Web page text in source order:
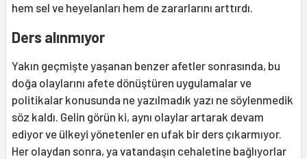
hem sel ve heyelanları hem de zararlarını arttırdı.
Ders alınmıyor
Yakın geçmişte yaşanan benzer afetler sonrasında, bu
doğa olaylarını afete dönüştüren uygulamalar ve
politikalar konusunda ne yazılmadık yazı ne söylenmedik
söz kaldı. Gelin görün ki, aynı olaylar artarak devam
ediyor ve ülkeyi yönetenler en ufak bir ders çıkarmıyor.
Her olaydan sonra, ya vatandaşın cehaletine bağlıyorlar